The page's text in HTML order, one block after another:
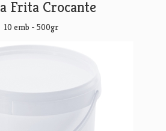
Frita Crocante
10 emb - 500gr